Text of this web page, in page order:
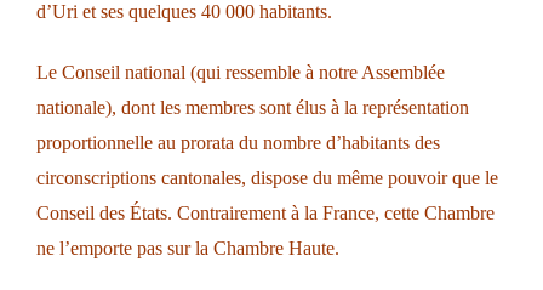
d’Uri et ses quelques 40 000 habitants.
Le Conseil national (qui ressemble à notre Assemblée
nationale), dont les membres sont élus à la représentation
proportionnelle au prorata du nombre d’habitants des
circonscriptions cantonales, dispose du même pouvoir que le
Conseil des États. Contrairement à la France, cette Chambre
ne l’emporte pas sur la Chambre Haute.